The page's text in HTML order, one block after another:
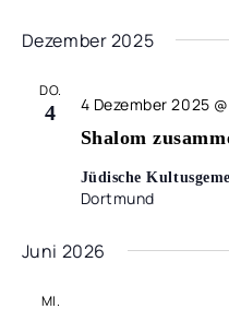
Dezember 2025
DO.
4
Shalom
4 Dezember 2025
Jüdische
Dortmund
Juni 2026
MI.